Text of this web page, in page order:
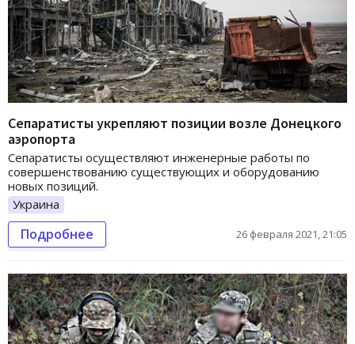
Сепаратисты укрепляют позиции возле Донецкого
аэропорта
Сепаратисты осуществляют инженерные работы по
совершенствованию существующих и оборудованию
новых позиций.
Украина
Подробнее 26 февраля 2021, 21:05